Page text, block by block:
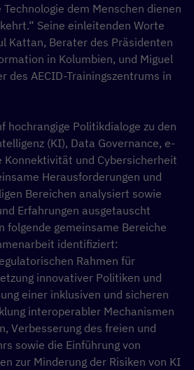
dem Menschen dienen
Seine einleitenden Worte
Kattan, Berater des Präsidenten
in Kolumbien, und Miguel
des AECID-Trainingszentrums in
hochrangige Politikdialoge zu den
(KI), Data Governance, e-
Konnektivität und Cybersicherheit
Herausforderungen und
Bereichen analysiert sowie
Erfahrungen ausgetauscht
folgende gemeinsame Bereiche
identifiziert:
Rahmen für
innovativer Politiken und
einer inklusiven und sicheren
interoperabler Mechanismen
Verbesserung des freien und
sowie die Einführung von
zur Minderung der Risiken von KI